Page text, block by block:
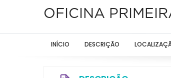
OFICINA
INÍCIO DESCRIÇÃO